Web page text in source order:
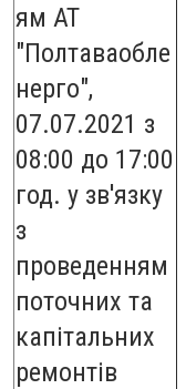
ям АТ
"Полтаваобле
нерго",
07.07.2021 з
08:00 до 17:00
год. у зв'язку
з
проведенням
поточних та
капітальних
ремонтів